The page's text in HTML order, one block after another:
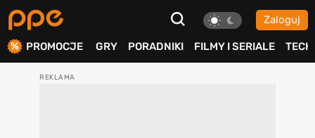
Zaloguj
PROMOCJE GRY PORADNIKI FILMY I SERIALE TECH